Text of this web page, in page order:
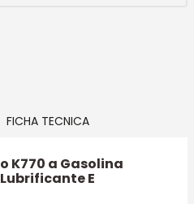
FICHA TECNICA
K770 a Gasolina
E